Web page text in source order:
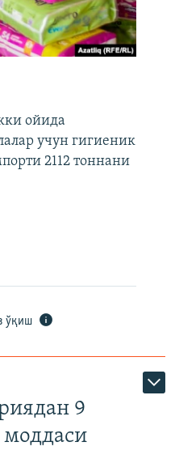
ойида
учун гигиеник
2112 тоннани
ўқиш
9